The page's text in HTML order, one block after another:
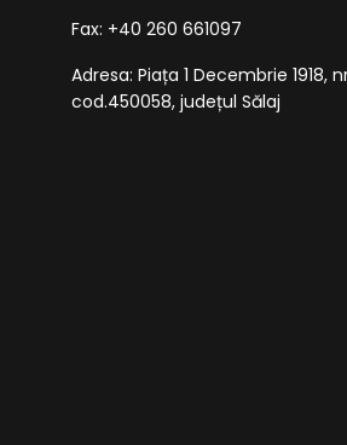
Fax: +40 260 661097
Adresa: Piața 1 Decembrie 1918,
cod.450058, județul Sălaj